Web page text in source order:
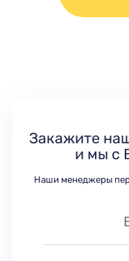
Закажите
и мы с
Наши менеджеры